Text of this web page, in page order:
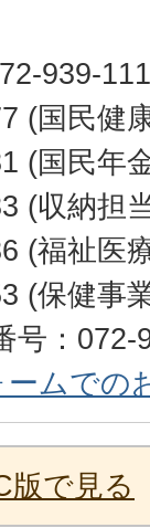
939-
(国民健
(国民年
(収納担
(福祉医
(保健事
号：072-
ームでの
版で見る